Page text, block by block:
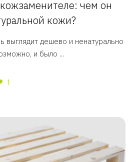
чем он
кожи?
дешево и ненатурально
и было ...
1